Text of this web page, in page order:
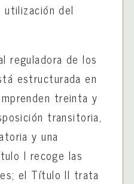
del
reguladora de los
estructurada en
treinta y
transitoria,
y una
I recoge las
el Título II trata